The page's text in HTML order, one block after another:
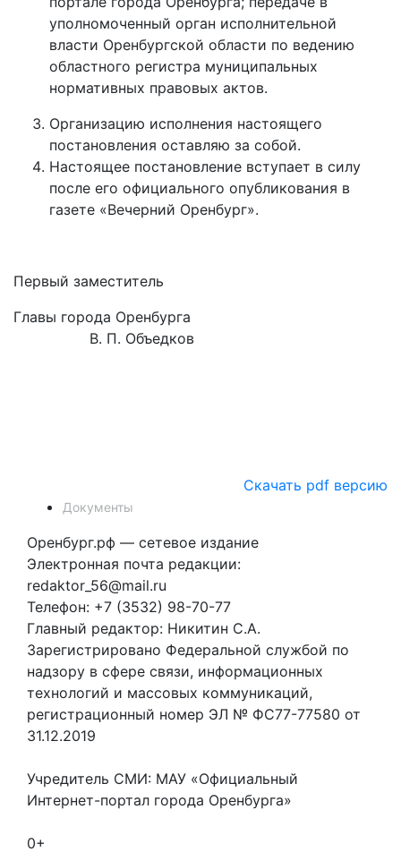
уполномоченный орган исполнительной
власти Оренбургской области по ведению
областного регистра муниципальных
нормативных правовых актов.
Организацию исполнения настоящего
постановления оставляю за собой.
Настоящее постановление вступает в силу
после его официального опубликования в
газете «Вечерний Оренбург».
Первый заместитель
Главы города Оренбурга
В. П. Объедков
Скачать pdf версию
Документы
Оренбург.рф — сетевое издание
Электронная почта редакции:
redaktor_56@mail.ru
Телефон: +7 (3532) 98-70-77
Главный редактор: Никитин С.А.
Зарегистрировано Федеральной службой по
надзору в сфере связи, информационных
технологий и массовых коммуникаций,
регистрационный номер ЭЛ № ФС77-77580 от
31.12.2019
Учредитель СМИ: МАУ «Официальный
Интернет-портал города Оренбурга»
0+